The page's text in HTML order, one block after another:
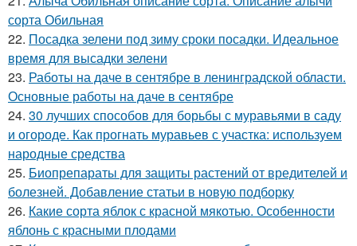
сорта Обильная
22. Посадка зелени под зиму сроки посадки. Идеальное
время для высадки зелени
23. Работы на даче в сентябре в ленинградской области.
Основные работы на даче в сентябре
24. 30 лучших способов для борьбы с муравьями в саду
и огороде. Как прогнать муравьев с участка: используем
народные средства
25. Биопрепараты для защиты растений от вредителей и
болезней. Добавление статьи в новую подборку
26. Какие сорта яблок с красной мякотью. Особенности
яблонь с красными плодами